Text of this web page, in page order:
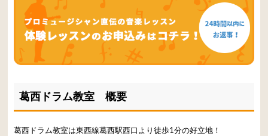
葛西ドラム教室 概要
葛西ドラム教室は東西線葛西駅西口より徒歩1分の好立地！